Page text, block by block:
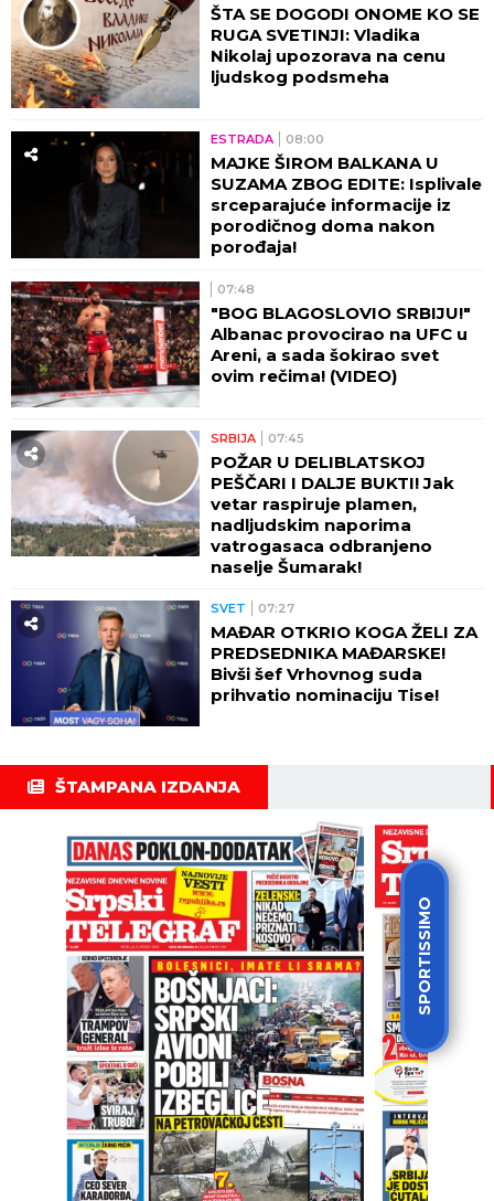
SPORTISSIMO
ŠTA SE DOGODI ONOME KO SE
RUGA SVETINJI: Vladika
Nikolaj upozorava na cenu
ljudskog podsmeha
ESTRADA 08:00
MAJKE ŠIROM BALKANA U
SUZAMA ZBOG EDITE: Isplivale
srceparajuće informacije iz
porodičnog doma nakon
porođaja!
07:48
"BOG BLAGOSLOVIO SRBIJU!"
Albanac provocirao na UFC u
Areni, a sada šokirao svet
ovim rečima! (VIDEO)
SRBIJA 07:45
POŽAR U DELIBLATSKOJ
PEŠČARI I DALJE BUKTI! Jak
vetar raspiruje plamen,
nadljudskim naporima
vatrogasaca odbranjeno
naselje Šumarak!
SVET 07:27
MAĐAR OTKRIO KOGA ŽELI ZA
PREDSEDNIKA MAĐARSKE!
Bivši šef Vrhovnog suda
prihvatio nominaciju Tise!
ŠTAMPANA IZDANJA